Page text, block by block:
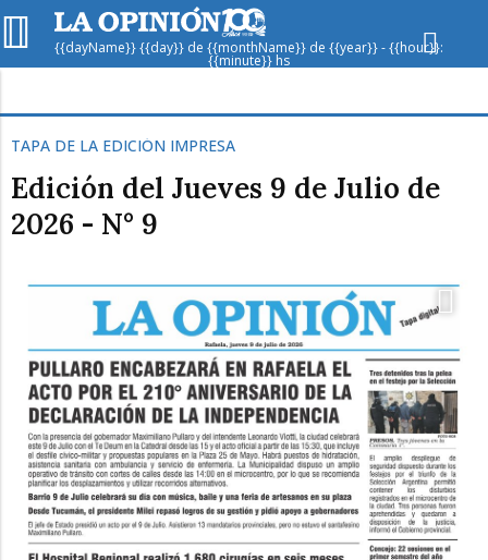
{{dayName}} {{day}} de {{monthName}} de {{year}} - {{hour}}:
{{minute}} hs
Mín / Máx
Humedad
Dom Lun Mar
TAPA DE LA EDICIÓN IMPRESA
Edición del Jueves 9 de Julio de
2026 - N° 9